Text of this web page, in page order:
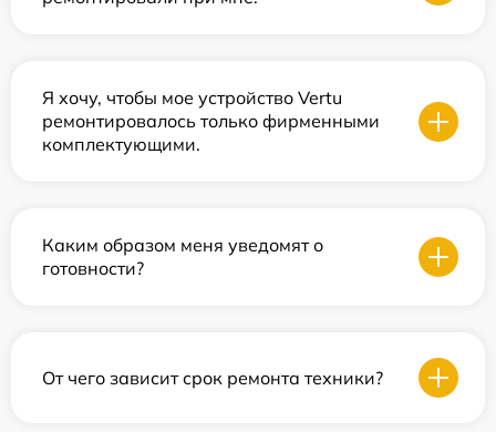
Я хочу, чтобы мое устройство Vertu
ремонтировалось только фирменными
комплектующими.
Каким образом меня уведомят о
готовности?
От чего зависит срок ремонта техники?